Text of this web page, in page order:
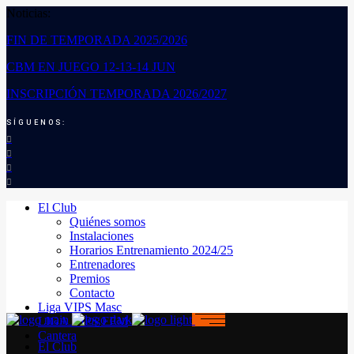
Noticias:
FIN DE TEMPORADA 2025/2026
CBM EN JUEGO 12-13-14 JUN
INSCRIPCIÓN TEMPORADA 2026/2027
SÍGUENOS:
El Club
Quiénes somos
Instalaciones
Horarios Entrenamiento 2024/25
Entrenadores
Premios
Contacto
Liga VIPS Masc
LIGA VIPS FEM
Cantera
El Club